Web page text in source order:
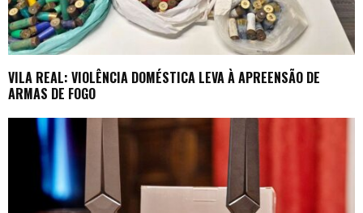
VILA REAL: VIOLÊNCIA DOMÉSTICA LEVA À APREENSÃO DE
ARMAS DE FOGO